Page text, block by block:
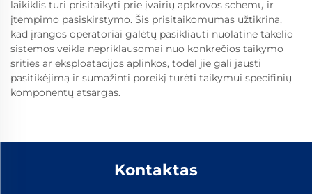
laikiklis turi prisitaikyti prie įvairių apkrovos schemų ir
įtempimo pasiskirstymo. Šis prisitaikomumas užtikrina,
kad įrangos operatoriai galėtų pasikliauti nuolatine takelio
sistemos veikla nepriklausomai nuo konkrečios taikymo
srities ar eksploatacijos aplinkos, todėl jie gali jausti
pasitikėjimą ir sumažinti poreikį turėti taikymui specifinių
komponentų atsargas.
Kontaktas